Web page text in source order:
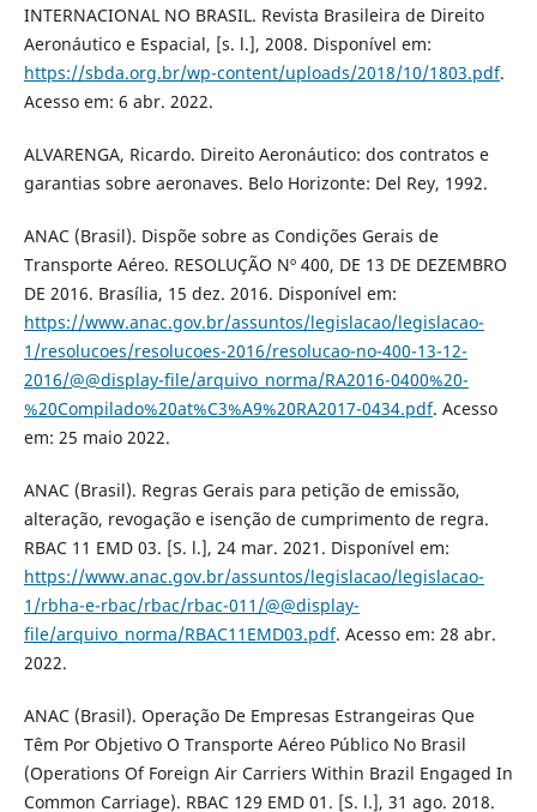
INTERNACIONAL NO BRASIL. Revista Brasileira de Direito
Aeronáutico e Espacial, [s. l.], 2008. Disponível em:
https://sbda.org.br/wp-content/uploads/2018/10/1803.pdf.
Acesso em: 6 abr. 2022.
ALVARENGA, Ricardo. Direito Aeronáutico: dos contratos e
garantias sobre aeronaves. Belo Horizonte: Del Rey, 1992.
ANAC (Brasil). Dispõe sobre as Condições Gerais de
Transporte Aéreo. RESOLUÇÃO Nº 400, DE 13 DE DEZEMBRO
DE 2016. Brasília, 15 dez. 2016. Disponível em:
https://www.anac.gov.br/assuntos/legislacao/legislacao-
1/resolucoes/resolucoes-2016/resolucao-no-400-13-12-
2016/@@display-file/arquivo_norma/RA2016-0400%20-
%20Compilado%20at%C3%A9%20RA2017-0434.pdf. Acesso
em: 25 maio 2022.
ANAC (Brasil). Regras Gerais para petição de emissão,
alteração, revogação e isenção de cumprimento de regra.
RBAC 11 EMD 03. [S. l.], 24 mar. 2021. Disponível em:
https://www.anac.gov.br/assuntos/legislacao/legislacao-
1/rbha-e-rbac/rbac/rbac-011/@@display-
file/arquivo_norma/RBAC11EMD03.pdf. Acesso em: 28 abr.
2022.
ANAC (Brasil). Operação De Empresas Estrangeiras Que
Têm Por Objetivo O Transporte Aéreo Público No Brasil
(Operations Of Foreign Air Carriers Within Brazil Engaged In
Common Carriage). RBAC 129 EMD 01. [S. l.], 31 ago. 2018.